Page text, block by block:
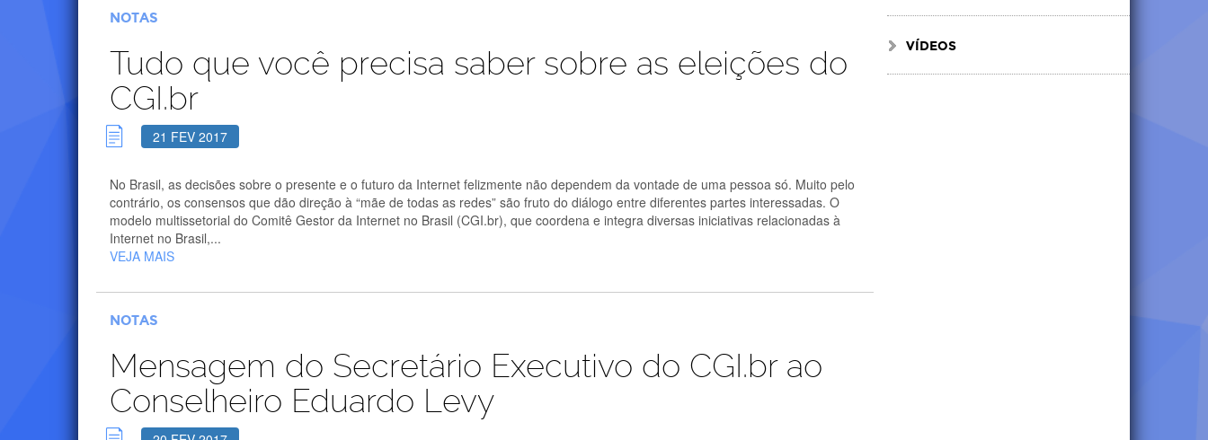
NOTAS
Tudo que você precisa saber sobre as eleições do
CGI.br
21 FEV 2017
No Brasil, as decisões sobre o presente e o futuro da Internet felizmente não dependem da vontade de uma pessoa só. Muito pelo
contrário, os consensos que dão direção à “mãe de todas as redes” são fruto do diálogo entre diferentes partes interessadas. O
modelo multissetorial do Comitê Gestor da Internet no Brasil (CGI.br), que coordena e integra diversas iniciativas relacionadas à
Internet no Brasil,...
VEJA MAIS
NOTAS
Mensagem do Secretário Executivo do CGI.br ao
Conselheiro Eduardo Levy
VÍDEOS